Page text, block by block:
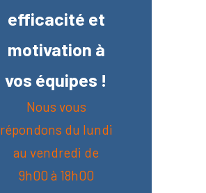
efficacité et
motivation à
vos équipes !
Nous vous
répondons du lundi
au vendredi de
9h00 à 18h00